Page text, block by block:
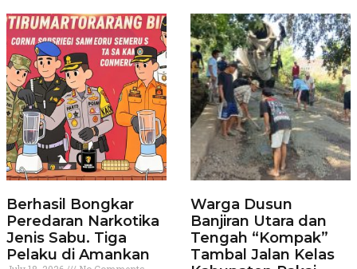
Berhasil Bongkar
Peredaran Narkotika
Jenis Sabu. Tiga
Pelaku di Amankan
Warga Dusun
Banjiran Utara dan
Tengah “Kompak”
Tambal Jalan Kelas